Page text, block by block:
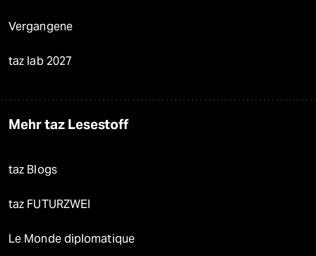
Vergangene
taz lab 2027
Mehr taz Lesestoff
taz Blogs
taz FUTURZWEI
Le Monde diplomatique